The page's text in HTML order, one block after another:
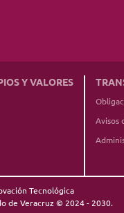
Y VALORES
Avisos
Tecnológica
de Veracruz © 2024 - 2030.